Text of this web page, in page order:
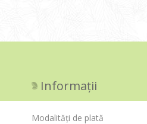
Informații
Modalități de plată